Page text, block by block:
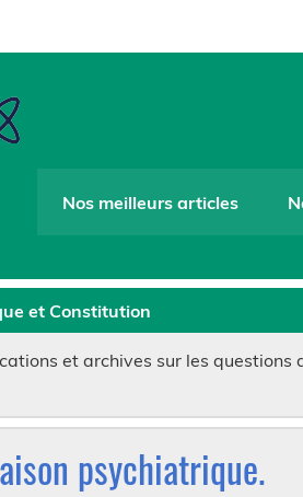
Nos meilleurs articles
et Constitution
et archives sur les questions
psychiatrique.